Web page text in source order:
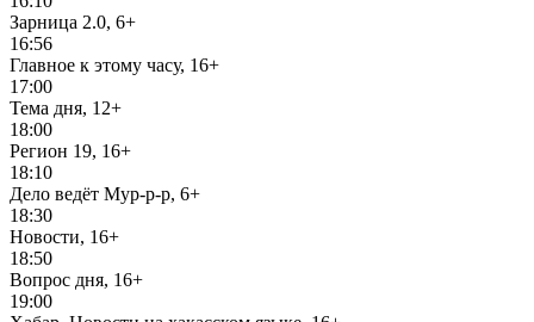
Зарница 2.0, 6+
16:56
Главное к этому часу, 16+
17:00
Тема дня, 12+
18:00
Регион 19, 16+
18:10
Дело ведёт Мур-р-р, 6+
18:30
Новости, 16+
18:50
Вопрос дня, 16+
19:00